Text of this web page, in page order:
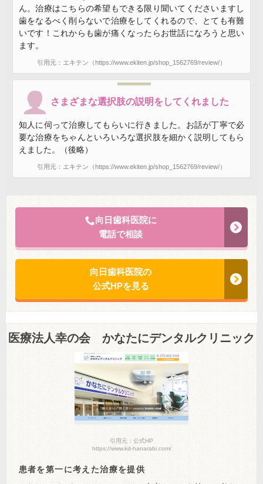
ん。治療はこちらの希望もできる限り聞いてくださいますし
歯をなるべく削らないで治療をしてくれるので、とても有難
いです！これからも歯が痛くなったらお世話になろうと思い
ます。
引用元：エキテン（https://www.ekiten.jp/shop_1562769/review/）
さまざまな選択肢の説明をしてくれました
知人に伺って治療してもらいに行きました。お話が丁寧で必
要な治療をちゃんといろいろな選択肢を細かく説明してもら
えました。（後略）
引用元：エキテン（https://www.ekiten.jp/shop_1562769/review/）
向日歯科医院に
電話で相談
向日歯科医院の
公式HPを見る
医療法人幸の会 かなたにデンタルクリニック
引用元：公式HP
https://www.kd-hanarabi.com/
患者を第一に考えた治療を提供